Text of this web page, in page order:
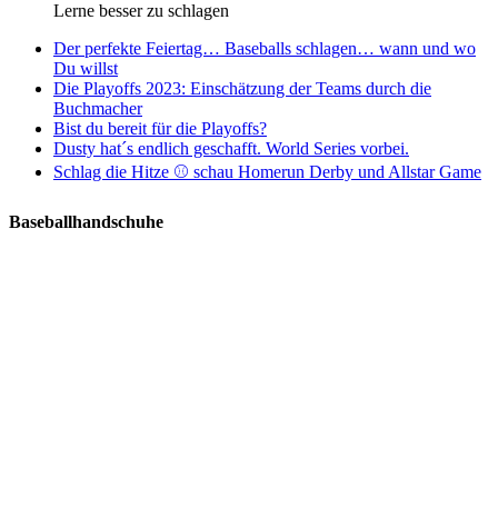
Lerne besser zu schlagen
Der perfekte Feiertag… Baseballs schlagen… wann und wo
Du willst
Die Playoffs 2023: Einschätzung der Teams durch die
Buchmacher
Bist du bereit für die Playoffs?
Dusty hat´s endlich geschafft. World Series vorbei.
Schlag die Hitze ⚾️ schau Homerun Derby und Allstar Game
Baseballhandschuhe